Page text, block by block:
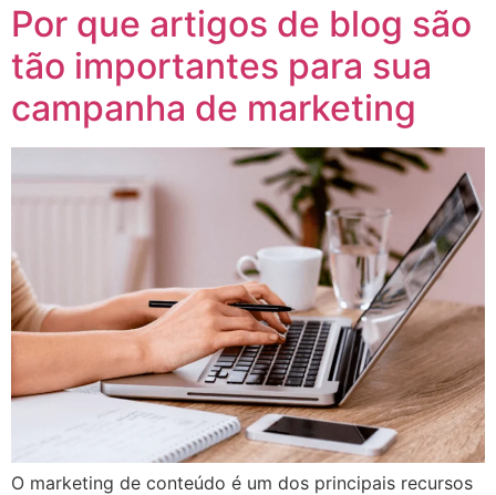
Por que artigos de blog são
tão importantes para sua
campanha de marketing
O marketing de conteúdo é um dos principais recursos